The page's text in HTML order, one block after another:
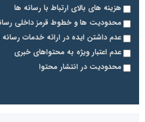
هزینه های بالای ارتباط با رسانه ها
محدودیت ها و خطوط قرمز داخلی
عدم داشتن ایده در ارائه خدمات
عدم اعتبار ویژه به محتواهای خبری
محدودیت در انتشار محتوا